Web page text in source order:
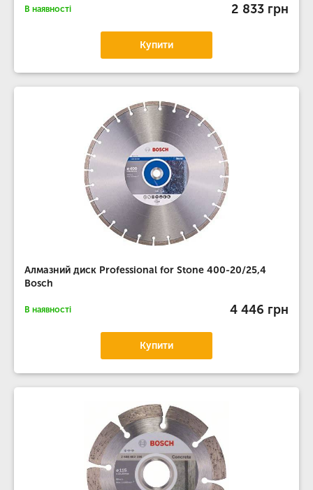
В наявності 2 833 грн
Купити
Алмазний диск Professional for Stone 400-20/25,4
Bosch
В наявності 4 446 грн
Купити